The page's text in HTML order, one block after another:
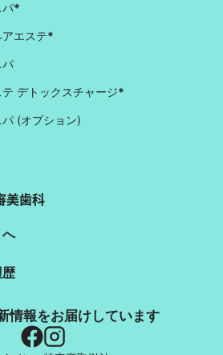
パ*
エステ*
パ
デトックスチャージ*
(オプション)
美歯科
情報をお届けしています